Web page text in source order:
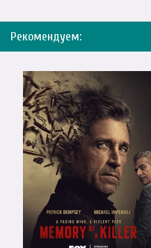
Рекомендуем: